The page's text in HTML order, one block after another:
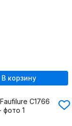
В корзину